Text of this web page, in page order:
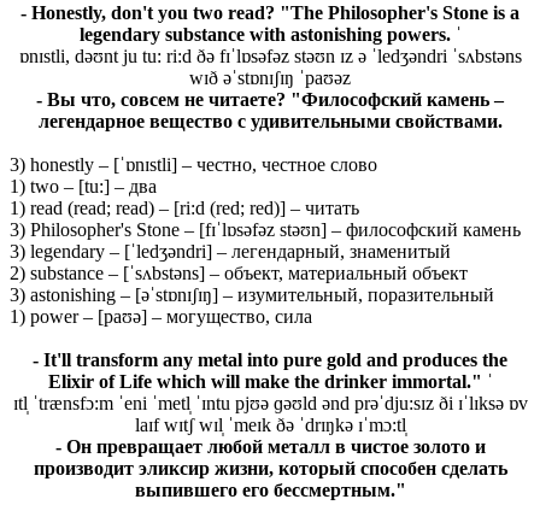
- Honestly, don't you two read? "The Philosopher's Stone is a
legendary substance with astonishing powers. ˈ
ɒnɪstli, dəʊnt ju tu: ri:d ðə fɪˈlɒsəfəz stəʊn ɪz ə ˈledʒəndri ˈsʌbstəns
wɪð əˈstɒnɪʃɪŋ ˈpaʊəz
- Вы что, совсем не читаете? "Философский камень –
легендарное вещество с удивительными свойствами.
3) honestly – [ˈɒnɪstli] – честно, честное слово
1) two – [tu:] – два
1) read (read; read) – [ri:d (red; red)] – читать
3) Philosopher's Stone – [fɪˈlɒsəfəz stəʊn] – философский камень
3) legendary – [ˈledʒəndri] – легендарный, знаменитый
2) substance – [ˈsʌbstəns] – объект, материальный объект
3) astonishing – [əˈstɒnɪʃɪŋ] – изумительный, поразительный
1) power – [paʊə] – могущество, сила
- It'll transform any metal into pure gold and produces the
Elixir of Life which will make the drinker immortal." ˈ
ɪtl̩ ˈtrænsfɔ:m ˈeni ˈmetl̩ ˈɪntu pjʊə ɡəʊld ənd prəˈdju:sɪz ði ɪˈlɪksə ɒv
laɪf wɪtʃ wɪl̩ ˈmeɪk ðə ˈdrɪŋkə ɪˈmɔ:tl̩
- Он превращает любой металл в чистое золото и
производит эликсир жизни, который способен сделать
выпившего его бессмертным."